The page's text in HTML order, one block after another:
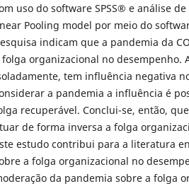
uso do software SPSS® e análise
Pooling model por meio do
indicam que a pandemia da
folga organizacional no desempenho.
tem influência negativa
a pandemia a influência é
recuperável. Conclui-se, então,
de forma inversa a folga
estudo contribui para a literatura
a folga organizacional no
da pandemia sobre a folga